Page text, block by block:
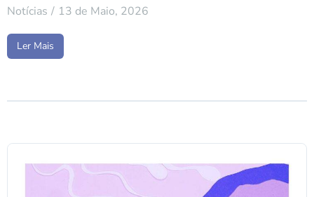
Notícias 13 de Maio, 2026
Ler Mais